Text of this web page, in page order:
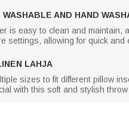
WASHABLE AND HAND
is easy to clean and maintain,
settings, allowing for quick
LAHJA
sizes to fit different pillow
with this soft and stylish throw